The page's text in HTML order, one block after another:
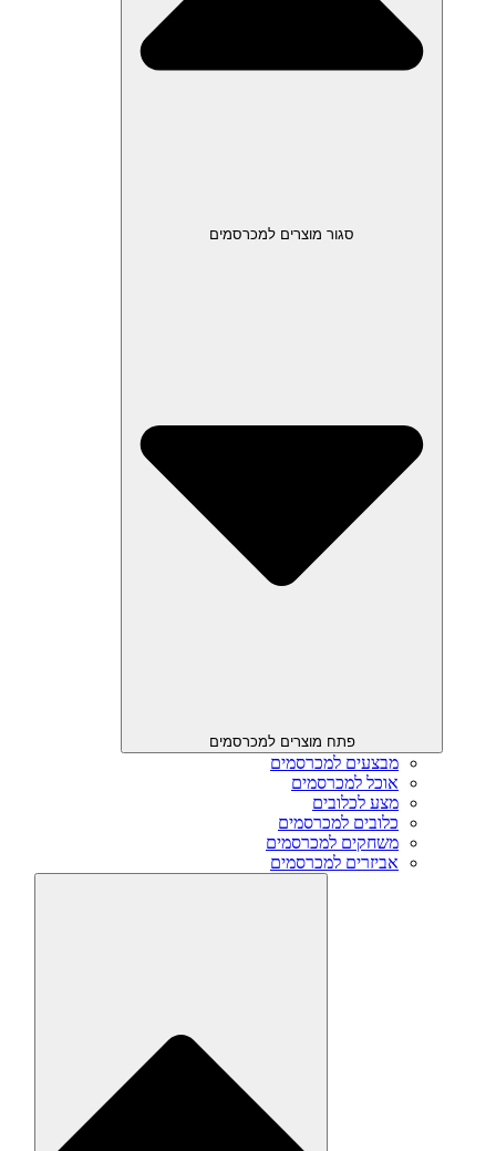
סגור מוצרים למכרסמים
פתח מוצרים למכרסמים
מבצעים למכרסמים
אוכל למכרסמים
מצע לכלובים
כלובים למכרסמים
משחקים למכרסמים
אביזרים למכרסמים